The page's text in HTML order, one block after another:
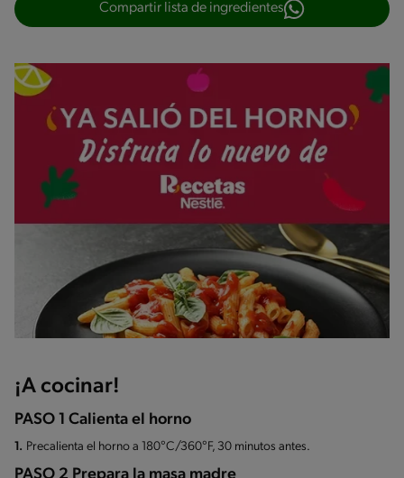
Compartir lista de ingredientes
¡A cocinar!
PASO 1 Calienta el horno
1. Precalienta el horno a 180°C/360°F, 30 minutos antes.